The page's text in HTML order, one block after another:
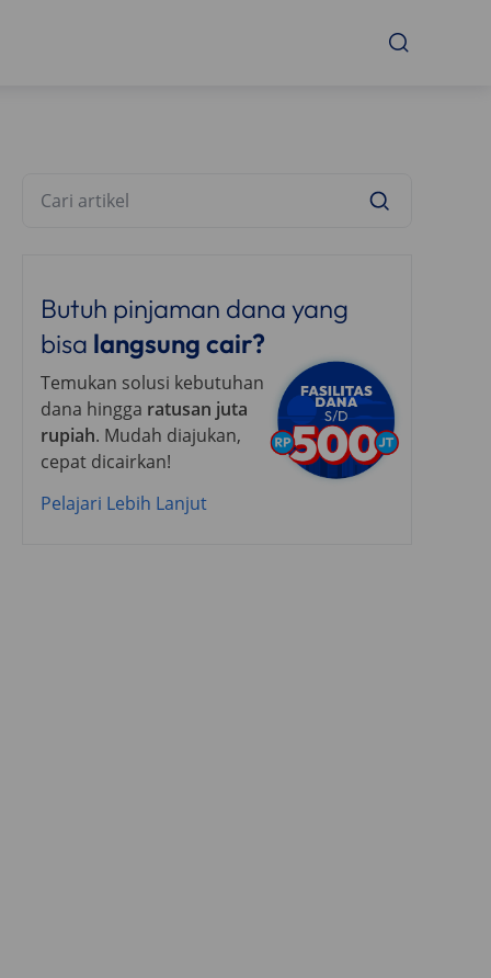
Butuh pinjaman dana yang
bisa langsung cair?
Temukan solusi kebutuhan
dana hingga ratusan juta
rupiah. Mudah diajukan,
cepat dicairkan!
Pelajari Lebih Lanjut